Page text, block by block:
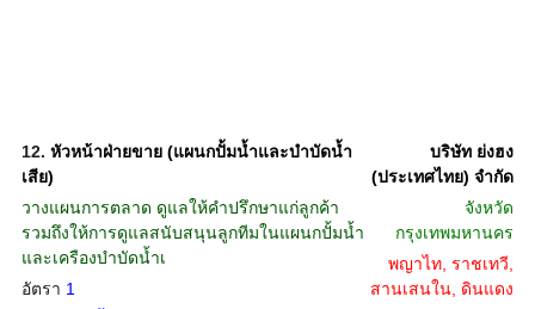
12. หัวหน้าฝ่ายขาย (แผนกปั้มน้ำและบำบัดน้ำ
เสีย)
วางแผนการตลาด ดูแลให้คำปรึกษาแก่ลูกค้า
รวมถึงให้การดูแลสนับสนุนลูกทีมในแผนกปั้มน้ำ
และเครืองบำบัดน้ำเ
อัตรา 1
บริษัท ย่งฮง
(ประเทศไทย) จำกัด
จังหวัด
กรุงเทพมหานคร
พญาไท, ราชเทวี,
สานเสนใน, ดินแดง